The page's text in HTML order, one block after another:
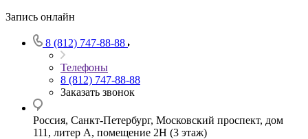
Запись онлайн
8 (812) 747-88-88
Телефоны
8 (812) 747-88-88
Заказать звонок
Россия, Санкт-Петербург, Московский проспект, дом
111, литер А, помещение 2Н (3 этаж)